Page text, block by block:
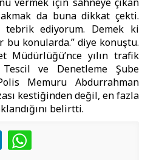
da buna dikkat çekti.
tebrik ediyorum. Demek ki
bu konularda.” diye konuştu.
Müdürlüğü’nce yılın trafik
ve Denetleme Şube
Memuru Abdurrahman
kestiğinden değil, en fazla
belirtti.